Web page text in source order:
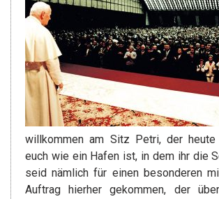
willkommen am Sitz Petri, der
euch wie ein Hafen ist, in dem ihr die
seid nämlich für einen besonderen
Auftrag hierher gekommen, der